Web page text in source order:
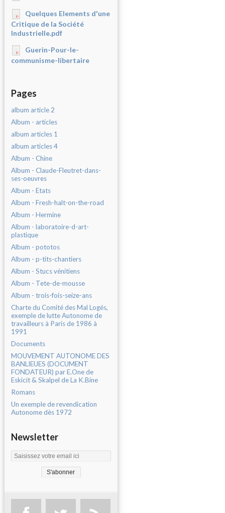
Quelques Elements d'une
Critique de la Société
Industrielle.pdf
Guerin-Pour-le-
communisme-libertaire
Pages
album article 2
Album - articles
album articles 1
album articles 4
Album - Chine
Album - Claude-Fleutret-dans-
ses-oeuvres
Album - Etats
Album - Fresh-halt-on-the-road
Album - Hermine
Album - laboratoire-d-art-
plastique
Album - pototos
Album - p-tits-chantiers
Album - Stucs vénitiens
Album - Tete-de-mousse
Album - trois-fois-seize-ans
Charte du Comité des Mal Logés,
exemple de lutte Autonome de
travailleurs à Paris de 1986 à
1991
Documents
MOUVEMENT AUTONOME DES
BANLIEUES (DOCUMENT
FONDATEUR) par E.One de
Eskicit & Skalpel de La K.Bine
Romans
Un exemple de revendication
Autonome dès 1972
Newsletter